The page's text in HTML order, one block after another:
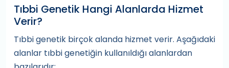
Tıbbi Genetik Hangi Alanlarda Hizmet
Verir?
Tıbbi genetik birçok alanda hizmet verir. Aşağıdaki
alanlar tıbbi genetiğin kullanıldığı alanlardan